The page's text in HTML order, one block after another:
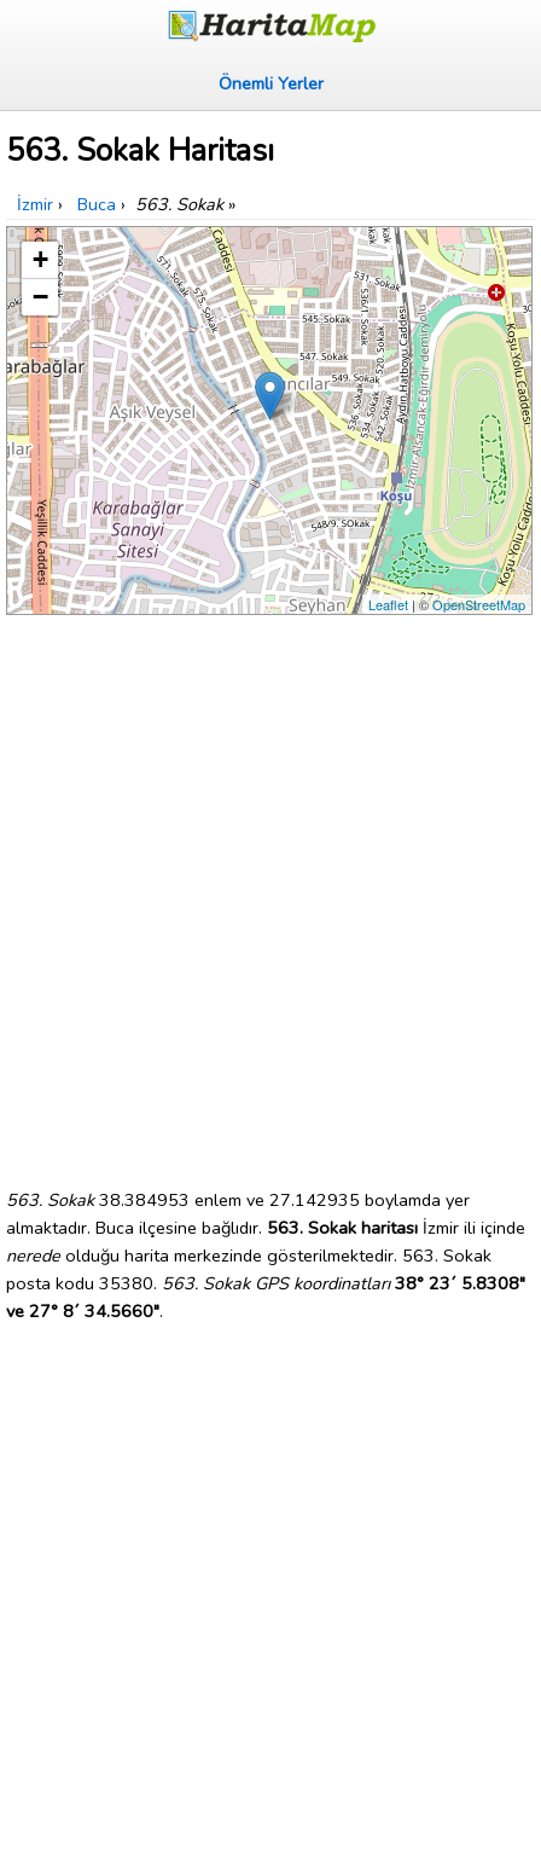
Önemli Yerler
563. Sokak Haritası
İzmir › Buca › 563. Sokak»
+
−
Leaflet| ©OpenStreetMap
563. Sokak38.384953 enlem ve 27.142935 boylamda yer
almaktadır. Buca ilçesine bağlıdır. 563. Sokak haritası İzmir ili içinde
nerede olduğu harita merkezinde gösterilmektedir. 563. Sokak
posta kodu 35380. 563. Sokak GPS koordinatları 38° 23´ 5.8308"
ve 27° 8´ 34.5660".